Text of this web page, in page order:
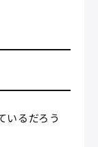
いるだろう